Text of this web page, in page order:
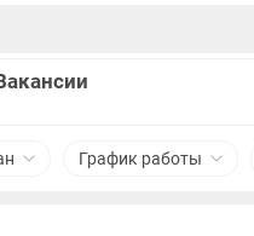
График работы